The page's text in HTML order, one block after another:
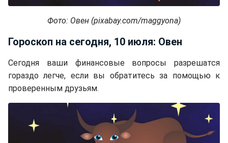
Фото: Овен (pixabay.com/maggyona)
Гороскоп на сегодня, 10 июля: Овен
Сегодня ваши финансовые вопросы разрешатся
гораздо легче, если вы обратитесь за помощью к
проверенным друзьям.